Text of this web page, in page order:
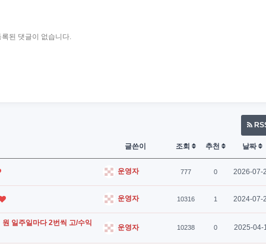
록된 댓글이 없습니다.
글쓴이 조회 추천 날짜
운영자 777 0 2026-07-
운영자 10316 1 2024-07-
일주일마다 2번씩 고/수익
운영자 10238 0 2025-04-